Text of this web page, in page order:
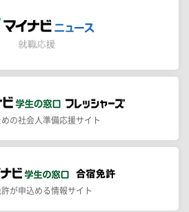
の社会人準備応援サイト
が申込める情報サイト